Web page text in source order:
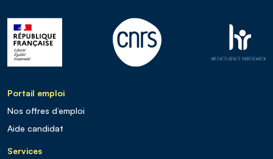
Portail emploi
Nos offres d’emploi
Aide candidat
Services